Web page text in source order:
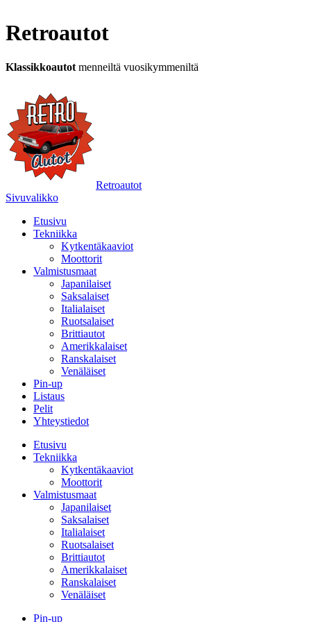
Retroautot
Klassikkoautot menneiltä vuosikymmeniltä
Retroautot
Sivuvalikko
Etusivu
Tekniikka
Kytkentäkaaviot
Moottorit
Valmistusmaat
Japanilaiset
Saksalaiset
Italialaiset
Ruotsalaiset
Brittiautot
Amerikkalaiset
Ranskalaiset
Venäläiset
Pin-up
Listaus
Pelit
Yhteystiedot
Etusivu
Tekniikka
Kytkentäkaaviot
Moottorit
Valmistusmaat
Japanilaiset
Saksalaiset
Italialaiset
Ruotsalaiset
Brittiautot
Amerikkalaiset
Ranskalaiset
Venäläiset
Pin-up